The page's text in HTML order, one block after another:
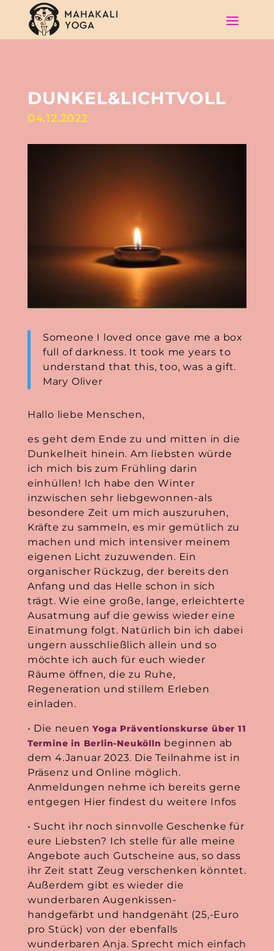
DUNKEL&LICHTVOLL
04.12.2022
Someone I loved once gave me a box
full of darkness. It took me years to
understand that this, too, was a gift.
Mary Oliver
Hallo liebe Menschen,
es geht dem Ende zu und mitten in die
Dunkelheit hinein. Am liebsten würde
ich mich bis zum Frühling darin
einhüllen! Ich habe den Winter
inzwischen sehr liebgewonnen-als
besondere Zeit um mich auszuruhen,
Kräfte zu sammeln, es mir gemütlich zu
machen und mich intensiver meinem
eigenen Licht zuzuwenden. Ein
organischer Rückzug, der bereits den
Anfang und das Helle schon in sich
trägt. Wie eine große, lange, erleichterte
Ausatmung auf die gewiss wieder eine
Einatmung folgt. Natürlich bin ich dabei
ungern ausschließlich allein und so
möchte ich auch für euch wieder
Räume öffnen, die zu Ruhe,
Regeneration und stillem Erleben
einladen.
• Die neuenYoga Präventionskurse über 11
Termine in Berlin-Neukölln beginnen ab
dem 4.Januar 2023. Die Teilnahme ist in
Präsenz und Online möglich.
Anmeldungen nehme ich bereits gerne
entgegen Hier findest du weitere Infos
• Sucht ihr noch sinnvolle Geschenke für
eure Liebsten? Ich stelle für alle meine
Angebote auch Gutscheine aus, so dass
ihr Zeit statt Zeug verschenken könntet.
Außerdem gibt es wieder die
wunderbaren Augenkissen-
handgefärbt und handgenäht (25,-Euro
pro Stück) von der ebenfalls
wunderbaren Anja. Sprecht mich einfach